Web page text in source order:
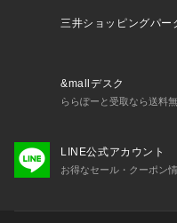
※標準体型を基にした目安
参考ください。
濃色）と白物・淡色物は分
してください。柔軟剤は使
三井ショッピングパー
&mallデスク
ららぽーと受取なら送料
LINE公式アカウント
お得なセール・クーポン